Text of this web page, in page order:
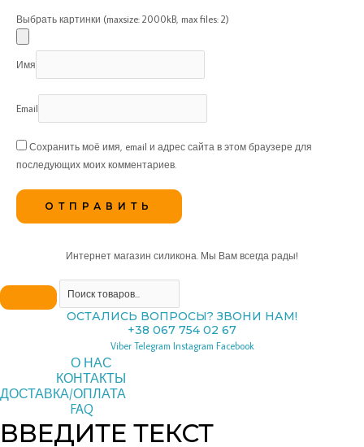
Выбрать картинки (maxsize: 2000kB, max files: 2)
Имя
Email
Сохранить моё имя, email и адрес сайта в этом браузере для
последующих моих комментариев.
Интернет магазин силикона. Мы Вам всегда рады!
ОСТАЛИСЬ ВОПРОСЫ? ЗВОНИ НАМ!
+38 067 754 02 67
Viber Telegram Instagram Facebook
О НАС
КОНТАКТЫ
ДОСТАВКА/ОПЛАТА
FAQ
ВВЕДИТЕ ТЕКСТ